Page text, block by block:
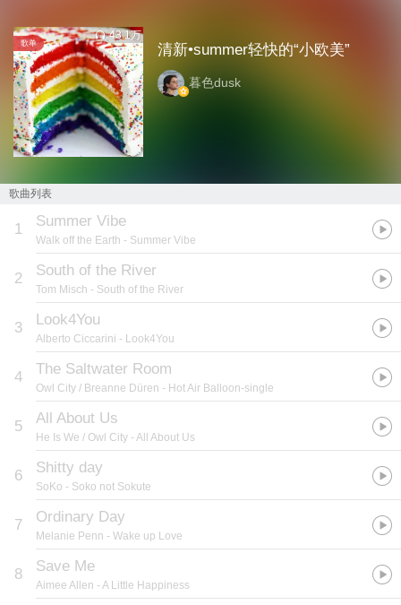
歌单
43.1万
清新•summer轻快的“小欧美”
暮色dusk
歌曲列表
1 Summer Vibe
Walk off the Earth - Summer Vibe
2 South of the River
Tom Misch - South of the River
3 Look4You
Alberto Ciccarini - Look4You
4 The Saltwater Room
Owl City / Breanne Düren - Hot Air Balloon-single
5 All About Us
He Is We / Owl City - All About Us
6 Shitty day
SoKo - Soko not Sokute
7 Ordinary Day
Melanie Penn - Wake up Love
8 Save Me
Aimee Allen - A Little Happiness